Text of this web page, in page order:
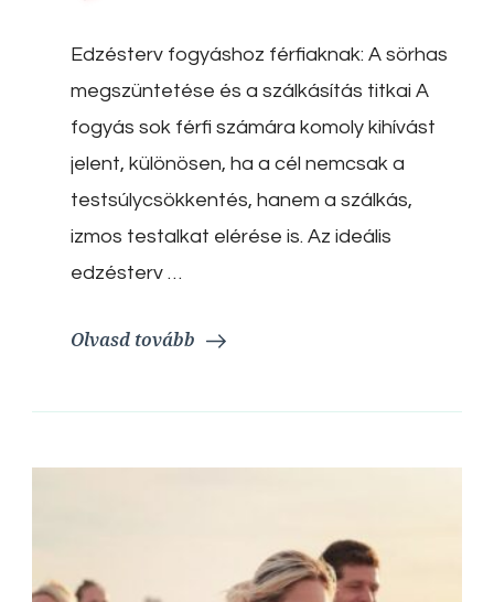
A
sörhas
megszüntetése
és
szálkásítás
titkai
Edzésterv fogyáshoz férfiaknak: A sörhas
megszüntetése és a szálkásítás titkai A
fogyás sok férfi számára komoly kihívást
jelent, különösen, ha a cél nemcsak a
testsúlycsökkentés, hanem a szálkás,
izmos testalkat elérése is. Az ideális
edzésterv …
Olvasd tovább